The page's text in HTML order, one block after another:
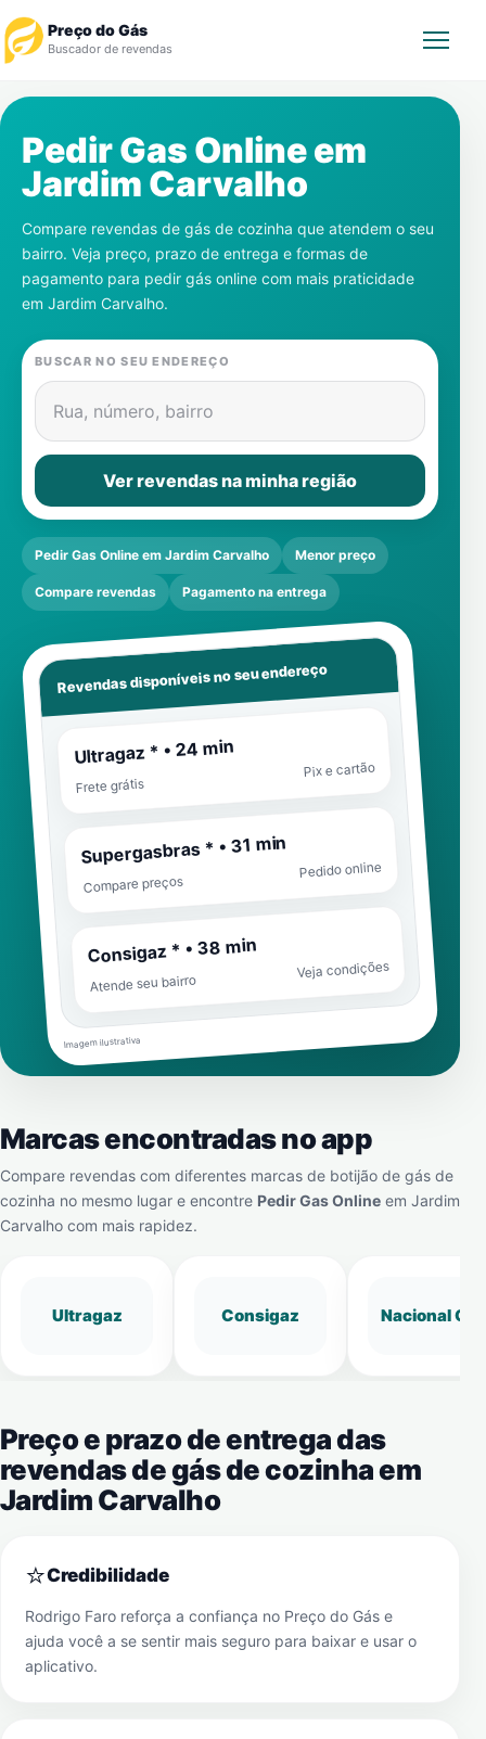
Preço do Gás
Buscador de revendas
Revendedor
Notícias
Cadastre-se
Gás
Contatos
Pedir Gas Online em
Jardim Carvalho
Compare revendas de gás de cozinha que atendem o seu
bairro. Veja preço, prazo de entrega e formas de
pagamento para pedir gás online com mais praticidade
em Jardim Carvalho.
BUSCAR NO SEU ENDEREÇO
Rua, número, bairro
Ver revendas na minha região
Pedir Gas Online em Jardim Carvalho Menor preço
Compare revendas Pagamento na entrega
Revendas disponíveis no seu endereço
Ultragaz * • 24 min
Frete grátis
Pix e cartão
Supergasbras * • 31 min
Compare preços
Pedido online
Consigaz * • 38 min
Atende seu bairro
Veja condições
Imagem ilustrativa
Marcas encontradas no app
Compare revendas com diferentes marcas de botijão de gás de
cozinha no mesmo lugar e encontre Pedir Gas Online em Jardim
Carvalho com mais rapidez.
Ultragaz Consigaz Nacional Gás
Preço e prazo de entrega das
revendas de gás de cozinha em
Jardim Carvalho
⭐Credibilidade
Rodrigo Faro reforça a confiança no Preço do Gás e
ajuda você a se sentir mais seguro para baixar e usar o
aplicativo.